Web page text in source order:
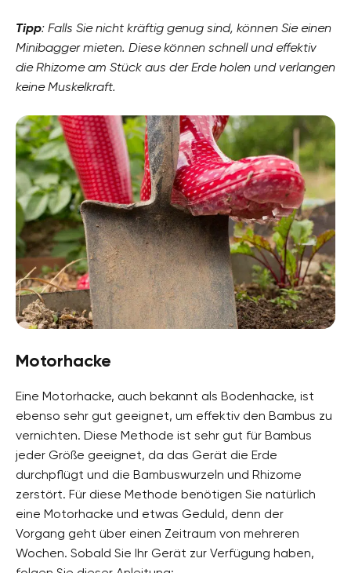
Tipp: Falls Sie nicht kräftig genug sind, können Sie einen
Minibagger mieten. Diese können schnell und effektiv
die Rhizome am Stück aus der Erde holen und verlangen
keine Muskelkraft.
Motorhacke
Eine Motorhacke, auch bekannt als Bodenhacke, ist
ebenso sehr gut geeignet, um effektiv den Bambus zu
vernichten. Diese Methode ist sehr gut für Bambus
jeder Größe geeignet, da das Gerät die Erde
durchpflügt und die Bambuswurzeln und Rhizome
zerstört. Für diese Methode benötigen Sie natürlich
eine Motorhacke und etwas Geduld, denn der
Vorgang geht über einen Zeitraum von mehreren
Wochen. Sobald Sie Ihr Gerät zur Verfügung haben,